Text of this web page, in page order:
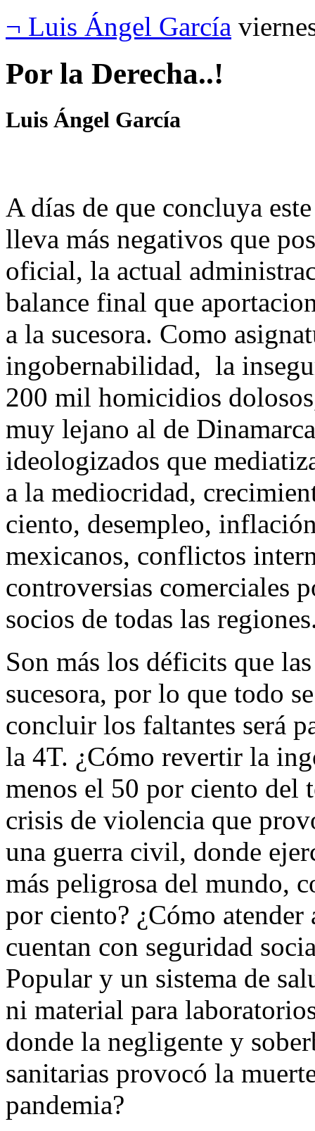
¬ Luis Ángel García
Por la Derecha..!
Luis Ángel García
A días de que concluya
lleva más negativos que
oficial, la actual
balance final que
a la sucesora. Como
ingobernabilidad, la
200 mil homicidios
muy lejano al de
ideologizados que
a la mediocridad,
ciento, desempleo,
mexicanos, conflictos
controversias comerciales
socios de todas las
Son más los déficits que
sucesora, por lo que todo
concluir los faltantes será
la 4T. ¿Cómo revertir la
menos el 50 por ciento del
crisis de violencia que
una guerra civil, donde
más peligrosa del mundo,
por ciento? ¿Cómo
cuentan con seguridad
Popular y un sistema de
ni material para
donde la negligente y
sanitarias provocó la
pandemia?